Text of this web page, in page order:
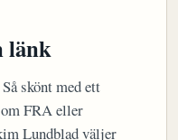
länk
skönt med ett
FRA eller
Lundblad väljer